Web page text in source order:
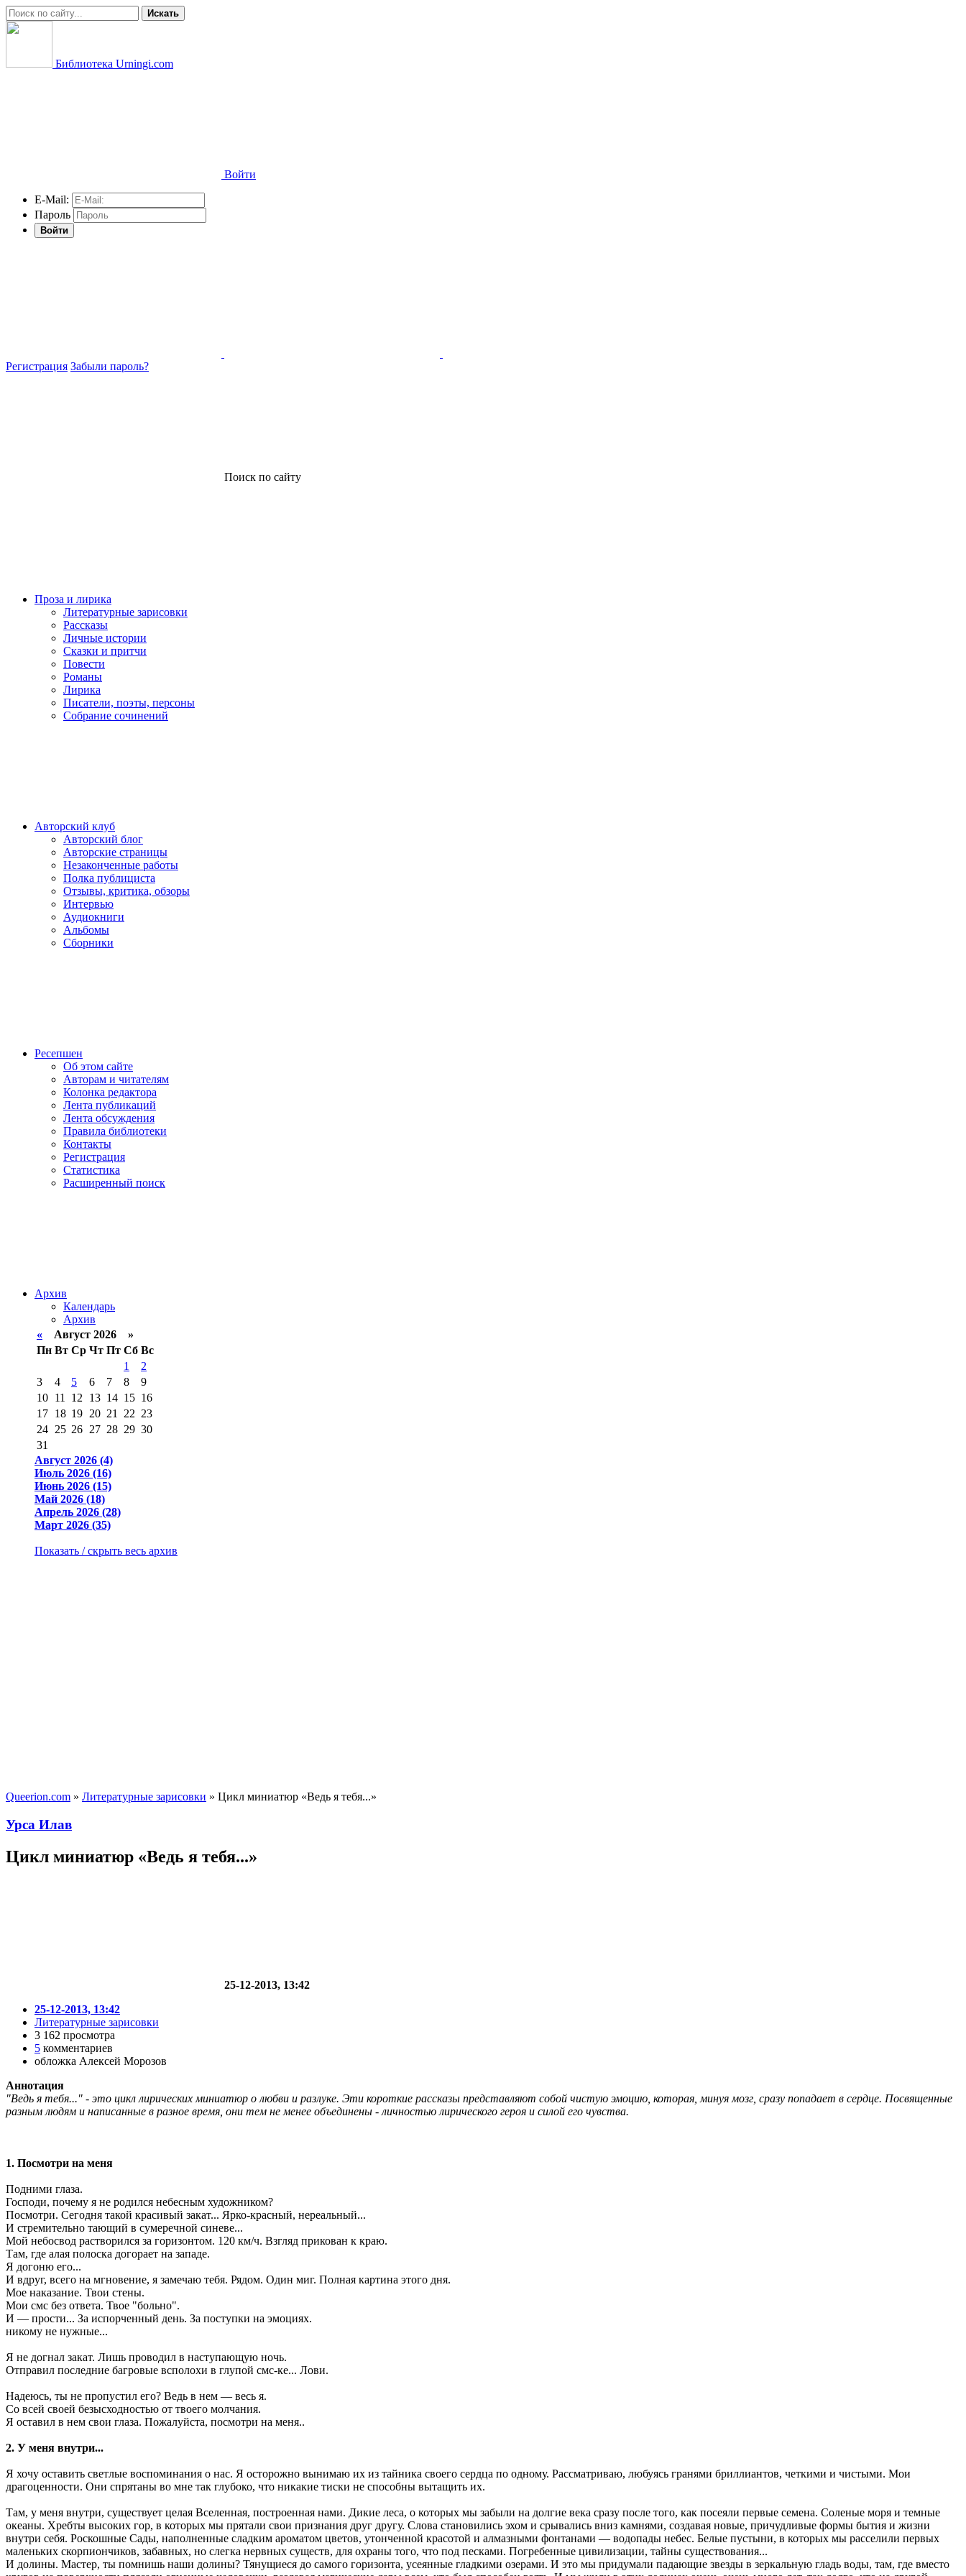
Искать
Библиотека Urningi.com
Войти
E-Mail:
Пароль
Войти
Регистрация Забыли пароль?
Поиск по сайту
Проза и лирика
Литературные зарисовки
Рассказы
Личные истории
Сказки и притчи
Повести
Романы
Лирика
Писатели, поэты, персоны
Собрание сочинений
Авторский клуб
Авторский блог
Авторские страницы
Незаконченные работы
Полка публициста
Отзывы, критика, обзоры
Интервью
Аудиокниги
Альбомы
Сборники
Ресепшен
Об этом сайте
Авторам и читателям
Колонка редактора
Лента публикаций
Лента обсуждения
Правила библиотеки
Контакты
Регистрация
Статистика
Расширенный поиск
Архив
Календарь
Архив
« Август 2026 »
Пн Вт Ср Чт Пт Сб Вс
1
2
3
4 5 6 7 8
9
10 11 12 13 14 15 16
17 18 19 20 21 22 23
24 25 26 27 28 29 30
31
Август 2026 (4)
Июль 2026 (16)
Июнь 2026 (15)
Май 2026 (18)
Апрель 2026 (28)
Март 2026 (35)
Показать / скрыть весь архив
Queerion.com » Литературные зарисовки » Цикл миниатюр «Ведь я тебя...»
Урса Илав
Цикл миниатюр «Ведь я тебя...»
25-12-2013, 13:42
25-12-2013, 13:42
Литературные зарисовки
3 162 просмотра
5 комментариев
обложка Алексей Морозов
Аннотация
"Ведь я тебя..." - это цикл лирических миниатюр о любви и разлуке. Эти короткие рассказы представляют собой чистую эмоцию, которая, минуя мозг, сразу попадает в сердце. Посвященные
разным людям и написанные в разное время, они тем не менее объединены - личностью лирического героя и силой его чувства.
1. Посмотри на меня
Подними глаза.
Господи, почему я не родился небесным художником?
Посмотри. Сегодня такой красивый закат... Ярко-красный, нереальный...
И стремительно тающий в сумеречной синеве...
Мой небосвод растворился за горизонтом. 120 км/ч. Взгляд прикован к краю.
Там, где алая полоска догорает на западе.
Я догоню его...
И вдруг, всего на мгновение, я замечаю тебя. Рядом. Один миг. Полная картина этого дня.
Мое наказание. Твои стены.
Мои смс без ответа. Твое "больно".
И — прости... За испорченный день. За поступки на эмоциях.
никому не нужные...
Я не догнал закат. Лишь проводил в наступающую ночь.
Отправил последние багровые всполохи в глупой смс-ке... Лови.
Надеюсь, ты не пропустил его? Ведь в нем — весь я.
Со всей своей безысходностью от твоего молчания.
Я оставил в нем свои глаза. Пожалуйста, посмотри на меня..
2. У меня внутри...
Я хочу оставить светлые воспоминания о нас. Я осторожно вынимаю их из тайника своего сердца по одному. Рассматриваю, любуясь гранями бриллиантов, четкими и чистыми. Мои
драгоценности. Они спрятаны во мне так глубоко, что никакие тиски не способны вытащить их.
Там, у меня внутри, существует целая Вселенная, построенная нами. Дикие леса, о которых мы забыли на долгие века сразу после того, как посеяли первые семена. Соленые моря и темные
океаны. Хребты высоких гор, в которых мы прятали свои признания друг другу. Слова становились эхом и срывались вниз камнями, создавая новые, причудливые формы бытия и жизни
внутри себя. Роскошные Сады, наполненные сладким ароматом цветов, утонченной красотой и алмазными фонтанами — водопады небес. Белые пустыни, в которых мы расселили первых
маленьких скорпиончиков, забавных, но слегка нервных существ, для охраны того, что под песками. Погребенные цивилизации, тайны существования...
И долины. Мастер, ты помнишь наши долины? Тянущиеся до самого горизонта, усеянные гладкими озерами. И это мы придумали падающие звезды в зеркальную гладь воды, там, где вместо